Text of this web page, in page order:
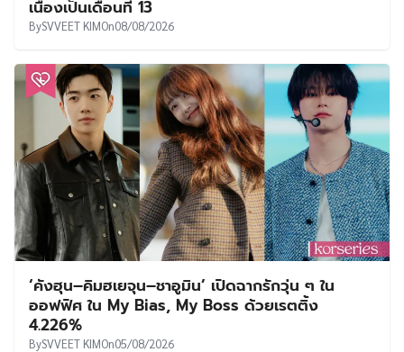
เนื่องเป็นเดือนที่ 13
BySVVEET KIMOn08/08/2026
‘คังฮุน–คิมฮเยจุน–ชาอูมิน’ เปิดฉากรักวุ่น ๆ ใน
ออฟฟิศ ใน My Bias, My Boss ด้วยเรตติ้ง
4.226%
BySVVEET KIMOn05/08/2026